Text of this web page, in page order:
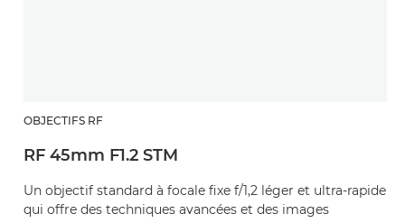
OBJECTIFS RF
RF 45mm F1.2 STM
Un objectif standard à focale fixe f/1,2 léger et ultra-rapide
qui offre des techniques avancées et des images